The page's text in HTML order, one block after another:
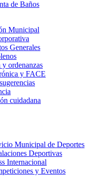
Municipal
Generales
ordenanzas
y FACE
cuidadana
Municipal de Deportes
Deportivas
Internacional
y Eventos